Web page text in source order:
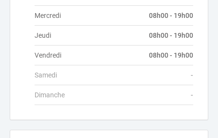
Mercredi 08h00 - 19h00
Jeudi 08h00 - 19h00
Vendredi 08h00 - 19h00
Samedi -
Dimanche -